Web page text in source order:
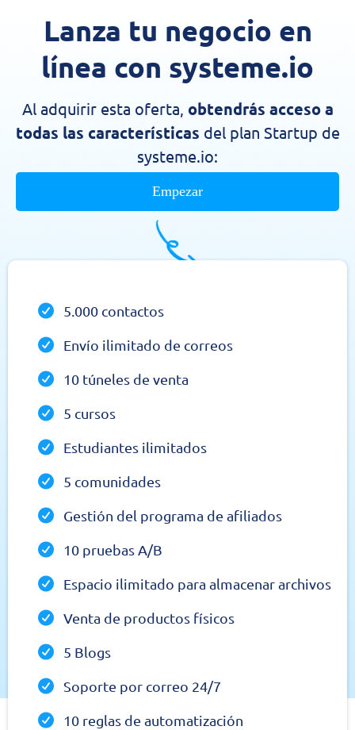
Lanza tu negocio en
línea con systeme.io
Al adquirir esta oferta, obtendrás acceso a
todas las características del plan Startup de
systeme.io:
Empezar
5.000 contactos
Envío ilimitado de correos
10 túneles de venta
5 cursos
Estudiantes ilimitados
5 comunidades
Gestión del programa de afiliados
10 pruebas A/B
Espacio ilimitado para almacenar archivos
Venta de productos físicos
5 Blogs
Soporte por correo 24/7
10 reglas de automatización